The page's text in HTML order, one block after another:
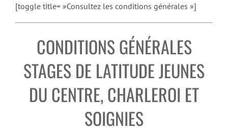
[toggle title= »Consultez les conditions générales »]
CONDITIONS GÉNÉRALES
STAGES DE LATITUDE JEUNES
DU CENTRE, CHARLEROI ET
SOIGNIES